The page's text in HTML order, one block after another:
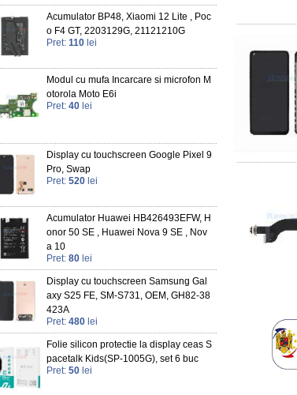
Acumulator BP48, Xiaomi 12 Lite , Poc
o F4 GT, 2203129G, 21121210G
Pret: 110 lei
Modul cu mufa Incarcare si microfon M
otorola Moto E6i
Pret: 40 lei
Display cu touchscreen Google Pixel 9
Pro, Swap
Pret: 520 lei
Acumulator Huawei HB426493EFW, H
onor 50 SE , Huawei Nova 9 SE , Nov
a 10
Pret: 80 lei
Display cu touchscreen Samsung Gal
axy S25 FE, SM-S731, OEM, GH82-38
423A
Pret: 480 lei
Folie silicon protectie la display ceas S
pacetalk Kids(SP-1005G), set 6 buc
Pret: 50 lei